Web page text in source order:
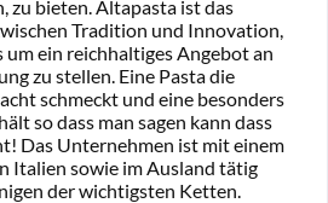
zu bieten. Altapasta ist das
Tradition und Innovation,
ein reichhaltiges Angebot an
zu stellen. Eine Pasta die
schmeckt und eine besonders
so dass man sagen kann dass
Das Unternehmen ist mit einem
Italien sowie im Ausland tätig
der wichtigsten Ketten.